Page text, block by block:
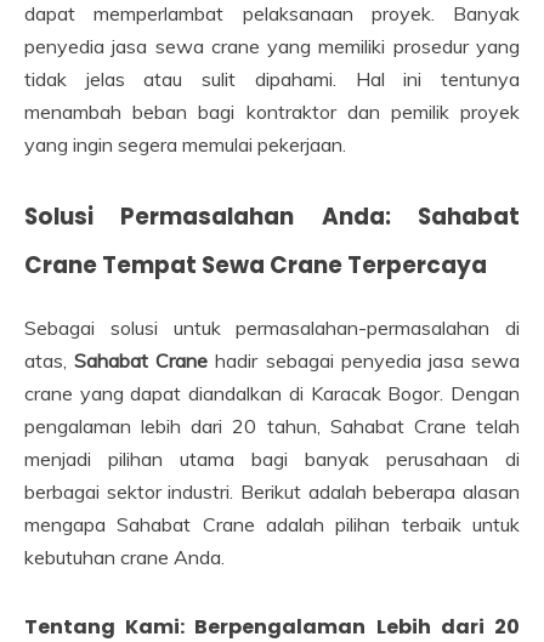
dapat memperlambat pelaksanaan proyek. Banyak
penyedia jasa sewa crane yang memiliki prosedur yang
tidak jelas atau sulit dipahami. Hal ini tentunya
menambah beban bagi kontraktor dan pemilik proyek
yang ingin segera memulai pekerjaan.
Solusi Permasalahan Anda: Sahabat
Crane Tempat Sewa Crane Terpercaya
Sebagai solusi untuk permasalahan-permasalahan di
atas,Sahabat Crane hadir sebagai penyedia jasa sewa
crane yang dapat diandalkan di Karacak Bogor. Dengan
pengalaman lebih dari 20 tahun, Sahabat Crane telah
menjadi pilihan utama bagi banyak perusahaan di
berbagai sektor industri. Berikut adalah beberapa alasan
mengapa Sahabat Crane adalah pilihan terbaik untuk
kebutuhan crane Anda.
Tentang Kami: Berpengalaman Lebih dari 20